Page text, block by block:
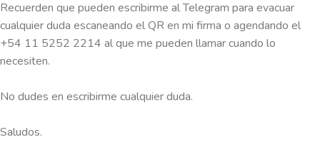
Recuerden que pueden escribirme al Telegram para evacuar
cualquier duda escaneando el QR en mi firma o agendando el
+54 11 5252 2214 al que me pueden llamar cuando lo
necesiten.
No dudes en escribirme cualquier duda.
Saludos.